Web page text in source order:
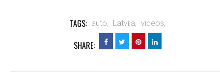
TAGS: auto, Latvija, videos,
SHARE: